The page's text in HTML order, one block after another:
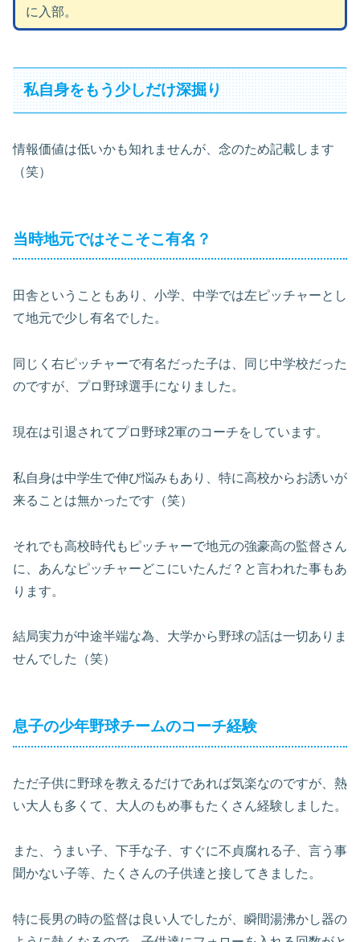
に入部。
私自身をもう少しだけ深掘り
情報価値は低いかも知れませんが、念のため記載します
（笑）
当時地元ではそこそこ有名？
田舎ということもあり、小学、中学では左ピッチャーとし
て地元で少し有名でした。
同じく右ピッチャーで有名だった子は、同じ中学校だった
のですが、プロ野球選手になりました。
現在は引退されてプロ野球2軍のコーチをしています。
私自身は中学生で伸び悩みもあり、特に高校からお誘いが
来ることは無かったです（笑）
それでも高校時代もピッチャーで地元の強豪高の監督さん
に、あんなピッチャーどこにいたんだ？と言われた事もあ
ります。
結局実力が中途半端な為、大学から野球の話は一切ありま
せんでした（笑）
息子の少年野球チームのコーチ経験
ただ子供に野球を教えるだけであれば気楽なのですが、熱
い大人も多くて、大人のもめ事もたくさん経験しました。
また、うまい子、下手な子、すぐに不貞腐れる子、言う事
聞かない子等、たくさんの子供達と接してきました。
特に長男の時の監督は良い人でしたが、瞬間湯沸かし器の